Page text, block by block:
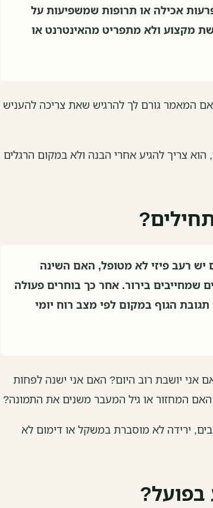
אכילה או תרופות שמשפיעות על
מקצוע ולא מתפריט מהאינטרנט או
המאמר גורם לך להרגיש שאת צריכה להעניש
צריך להגיע אחרי הבנה ולא במקום הרגלים
רעב פיזי לא מטופל, האם השינה
שמחייבים בירור. אחר כך בוחרים פעולה
הגוף במקום לפי מצב רוח יומי
אני יושבת רוב היום? האם אני ישנה לפחות
המחזור או גיל המעבר משנים את התמונה?
ירידה לא מוסברת במשקל או דימום לא